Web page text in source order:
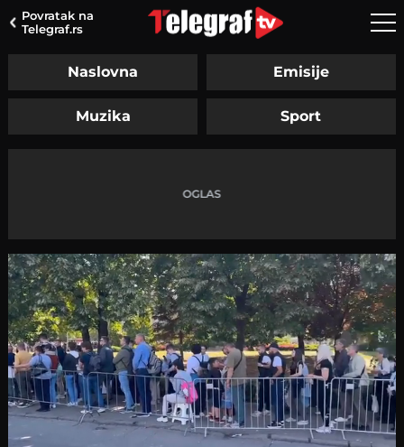
Povratak na
Telegraf.rs
Naslovna Emisije
Muzika Sport